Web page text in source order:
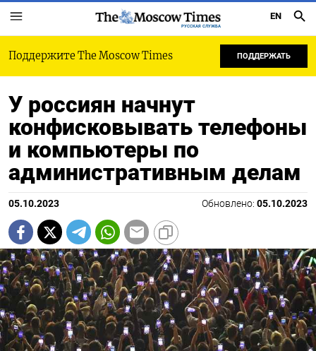
РУССКАЯ СЛУЖБА
EN
Поддержите The Moscow Times ПОДДЕРЖАТЬ
У россиян начнут
конфисковывать телефоны
и компьютеры по
административным делам
05.10.2023 Обновлено: 05.10.2023